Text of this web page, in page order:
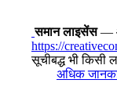
समान लाइसेंस—
https://
सूचीबद्ध भी
अधिक